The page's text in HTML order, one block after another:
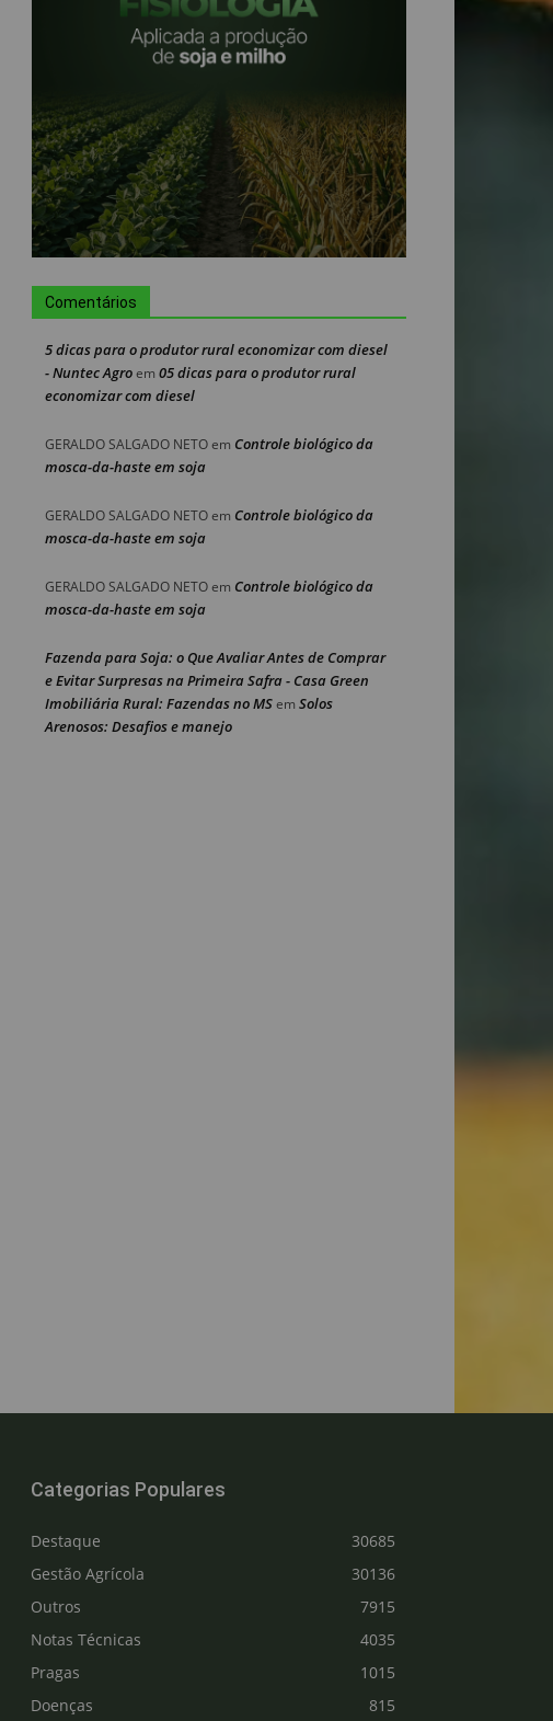
Comentários
5 dicas para o produtor rural economizar com diesel
- Nuntec Agroem 05 dicas para o produtor rural
economizar com diesel
GERALDO SALGADO NETOem Controle biológico da
mosca-da-haste em soja
GERALDO SALGADO NETOem Controle biológico da
mosca-da-haste em soja
GERALDO SALGADO NETOem Controle biológico da
mosca-da-haste em soja
Fazenda para Soja: o Que Avaliar Antes de Comprar
e Evitar Surpresas na Primeira Safra - Casa Green
Imobiliária Rural: Fazendas no MSem Solos
Arenosos: Desafios e manejo
Categorias Populares
Destaque
30685
Gestão Agrícola
30136
Outros
7915
Notas Técnicas
4035
Pragas
1015
Doenças
815